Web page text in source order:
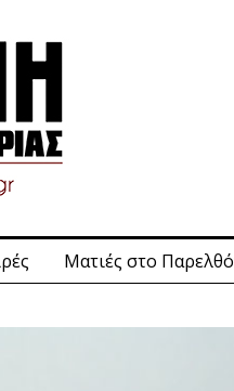
Ματιές στο